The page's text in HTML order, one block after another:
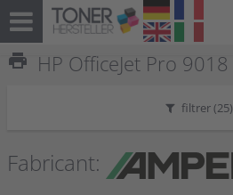
print HP OfficeJet Pro 9018
filtrer (25)
Fabricant: